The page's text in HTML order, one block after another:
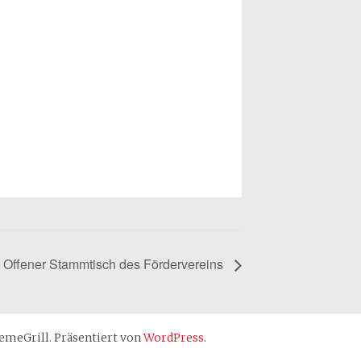
Offener Stammtisch des Fördervereins
Präsentiert vonWordPress.